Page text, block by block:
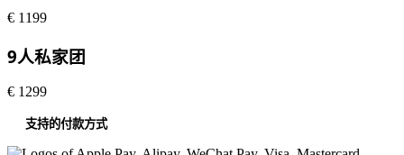
€ 1199
9人私家团
€ 1299
支持的付款方式